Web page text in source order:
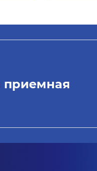
приемная